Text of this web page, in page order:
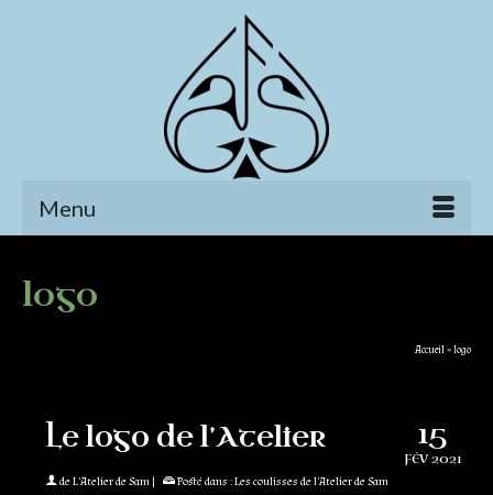
Menu
logo
Accueil»logo
15
FÉV 2021
Le logo de l’Atelier
deL'Atelier de Sam | Posté dans :Les coulisses de l'Atelier de Sam